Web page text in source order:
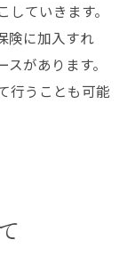
ていきます。
険に加入すれ
があります。
行うことも可能